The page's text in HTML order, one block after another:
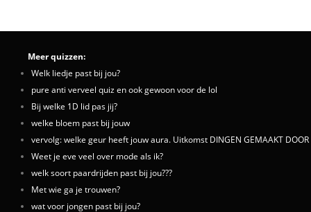
Meer quizzen:
Welk liedje past bij jou?
pure anti verveel quiz en ook gewoon voor de lol
Bij welke 1D lid pas jij?
welke bloem past bij jouw
vervolg: welke geur heeft jouw aura. Uitkomst DINGEN GEMAAKT DOOR
Weet je eve veel over mode als ik?
welk soort paardrijden past bij jou???
Met wie ga je trouwen?
wat voor jongen past bij jou?